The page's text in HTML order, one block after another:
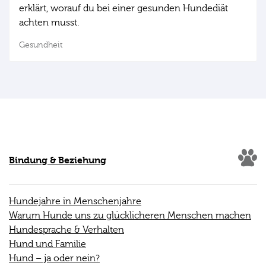
erklärt, worauf du bei einer gesunden Hundediät
achten musst.
Gesundheit
Bindung & Beziehung
Hundejahre in Menschenjahre
Warum Hunde uns zu glücklicheren Menschen machen
Hundesprache & Verhalten
Hund und Familie
Hund – ja oder nein?